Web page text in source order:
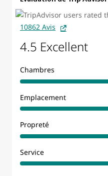
10862 Avis
4.5 Excellent
Chambres
Emplacement
Propreté
Service